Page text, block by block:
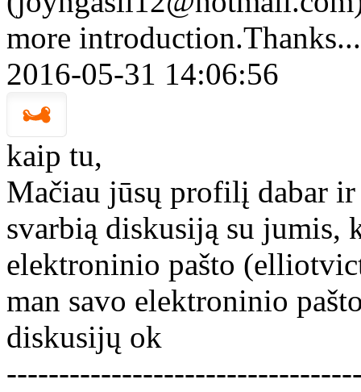
more introduction.Thanks...
2016-05-31 14:06:56
kaip tu,
Mačiau jūsų profilį dabar
svarbią diskusiją su jumis,
elektroninio pašto
man savo elektroninio
diskusijų ok